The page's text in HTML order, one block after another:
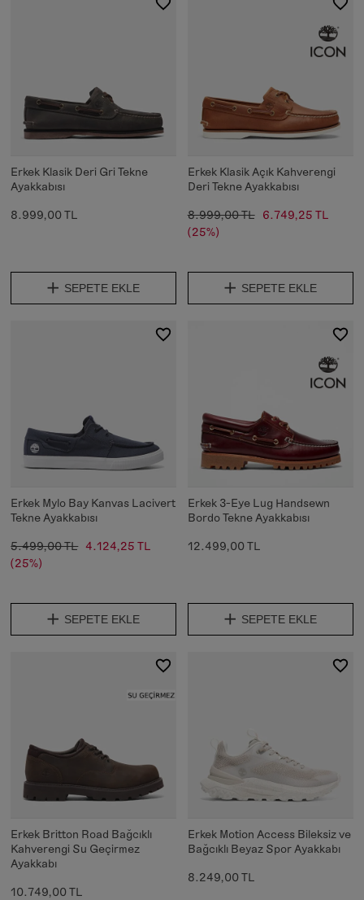
Erkek Klasik Deri Gri Tekne
Ayakkabısı
8.999,00 TL
SEPETE EKLE
Erkek Klasik Açık Kahverengi
Deri Tekne Ayakkabısı
8.999,00 TL
6.749,25 TL
(25%)
SEPETE EKLE
Erkek Mylo Bay Kanvas Lacivert
Tekne Ayakkabısı
5.499,00 TL 4.124,25 TL
(25%)
SEPETE EKLE
Erkek 3-Eye Lug Handsewn
Bordo Tekne Ayakkabısı
12.499,00 TL
SEPETE EKLE
Erkek Britton Road Bağcıklı
Kahverengi Su Geçirmez
Ayakkabı
10.749,00 TL
Erkek Motion Access Bileksiz ve
Bağcıklı Beyaz Spor Ayakkabı
8.249,00 TL